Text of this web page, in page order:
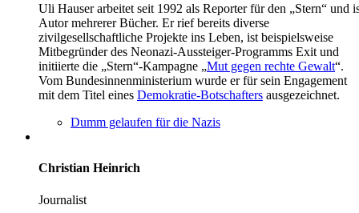
Uli Hauser arbeitet seit 1992 als Reporter für den „Stern“ und
Autor mehrerer Bücher. Er rief bereits diverse
zivilgesellschaftliche Projekte ins Leben, ist beispielsweise
Mitbegründer des Neonazi-Aussteiger-Programms Exit und
initiierte die „Stern“-Kampagne „Mut gegen rechte Gewalt“.
Vom Bundesinnenministerium wurde er für sein Engagement
mit dem Titel eines Demokratie-Botschafters ausgezeichnet.
Dumm gelaufen für die Nazis
Christian Heinrich
Journalist